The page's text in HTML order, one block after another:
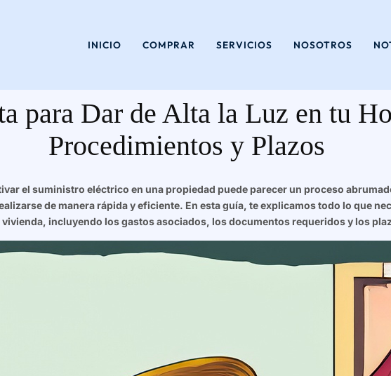
contenido
INICIO COMPRAR SERVICIOS NOSOTROS
para Dar de Alta la Luz en tu
Procedimientos y Plazos
el suministro eléctrico en una propiedad puede parecer un proceso
de manera rápida y eficiente. En esta guía, te explicamos todo lo que
vivienda, incluyendo los gastos asociados, los documentos requeridos y los